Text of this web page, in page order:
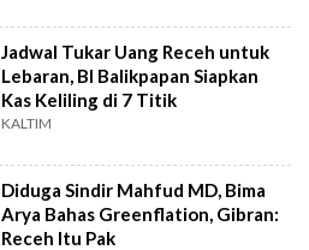
Jadwal Tukar Uang Receh untuk
Lebaran, BI Balikpapan Siapkan
Kas Keliling di 7 Titik
KALTIM
Diduga Sindir Mahfud MD, Bima
Arya Bahas Greenflation, Gibran:
Receh Itu Pak